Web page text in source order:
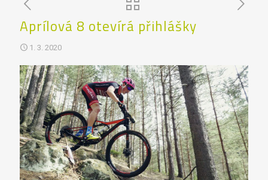
Aprílová 8 otevírá přihlášky
1. 3. 2020